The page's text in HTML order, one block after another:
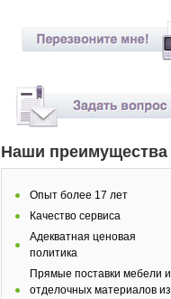
Наши преимущества
Опыт более 17 лет
Качество сервиса
Адекватная ценовая
политика
Прямые поставки мебели и
отделочных материалов из